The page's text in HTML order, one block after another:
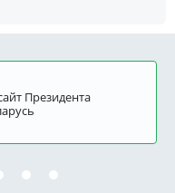
Президента